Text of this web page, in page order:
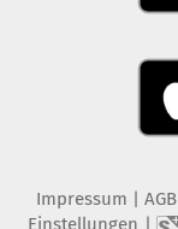
Impressum AGB
Einstellungen